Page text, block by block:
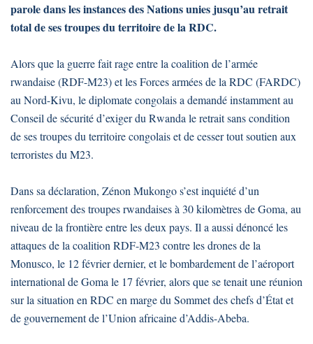
parole dans les instances des Nations unies jusqu’au retrait
total de ses troupes du territoire de la RDC.
Alors que la guerre fait rage entre la coalition de l’armée
rwandaise (RDF-M23) et les Forces armées de la RDC (FARDC)
au Nord-Kivu, le diplomate congolais a demandé instamment au
Conseil de sécurité d’exiger du Rwanda le retrait sans condition
de ses troupes du territoire congolais et de cesser tout soutien aux
terroristes du M23.
Dans sa déclaration, Zénon Mukongo s’est inquiété d’un
renforcement des troupes rwandaises à 30 kilomètres de Goma, au
niveau de la frontière entre les deux pays. Il a aussi dénoncé les
attaques de la coalition RDF-M23 contre les drones de la
Monusco, le 12 février dernier, et le bombardement de l’aéroport
international de Goma le 17 février, alors que se tenait une réunion
sur la situation en RDC en marge du Sommet des chefs d’État et
de gouvernement de l’Union africaine d’Addis-Abeba.